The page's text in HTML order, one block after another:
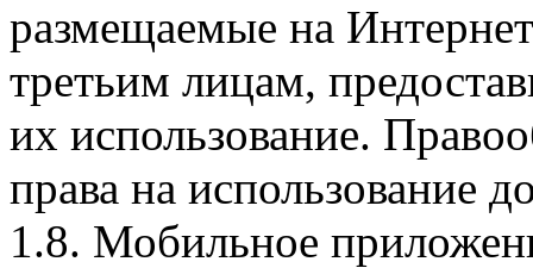
размещаемые на
третьим лицам,
их использование.
права на использование
1.8. Мобильное